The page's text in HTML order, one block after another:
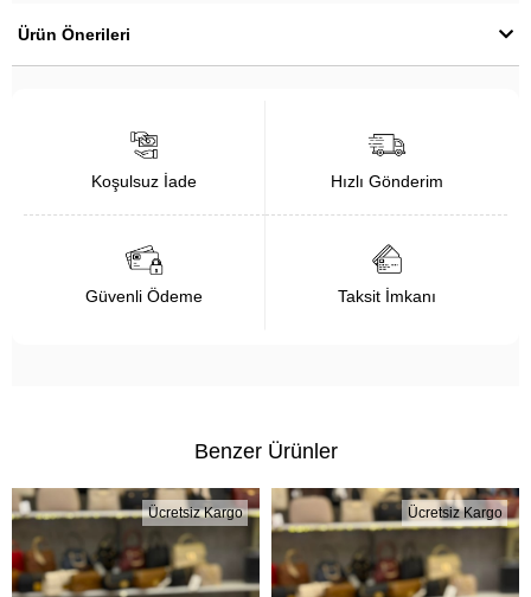
Ürün Önerileri
Koşulsuz İade Hızlı Gönderim
Güvenli Ödeme Taksit İmkanı
Benzer Ürünler
Ücretsiz Kargo Ücretsiz Kargo